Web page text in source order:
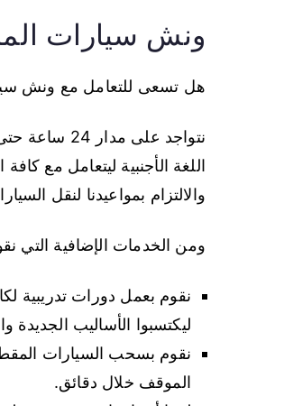
ونش سيارات
هل تسعى للتعامل مع ونش
نتواجد على
اللغة الأجنبية ليتعامل مع
والالتزام بمواعيدنا لنقل
ومن الخدمات الإضافية التي
نقوم بعمل دورات تدريبية
ليكتسبوا الأساليب
نقوم بسحب السيارات
الموقف خلال دقائق.